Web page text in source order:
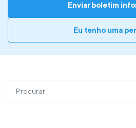
Enviar boletim
Eu tenho uma